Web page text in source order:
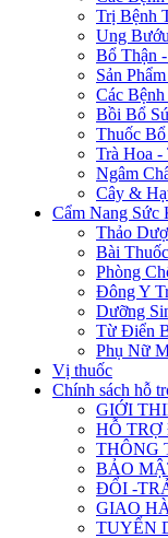
Trị Bệnh
Ung
Bổ Thận
Sản
Các
Bồi Bổ
Thuốc
Trà Hoa -
Ngâm
Cây &
Cẩm Nang Sức
Thảo
Bài Thuốc
Phòng
Đông Y
Dưỡng
Từ Điển
Phụ Nữ
Vị thuốc
Chính sách hỗ
GIỚI
HỖ
THÔNG
BẢO
ĐỔI -
GIAO
TUYỂN